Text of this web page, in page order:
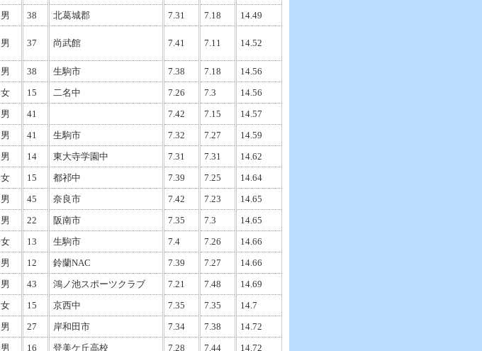
男 38 北葛城郡 7.31 7.18 14.49
男 37 尚武館 7.41 7.11 14.52
男 38 生駒市 7.38 7.18
14.56
女 15 二名中 7.26 7.3
14.56
男 41 7.42 7.15
14.57
男 41 生駒市 7.32 7.27
14.59
男 14 東大寺学園中 7.31 7.31
14.62
女 15 都祁中 7.39 7.25
14.64
男 45 奈良市 7.42 7.23
14.65
男 22 阪南市 7.35 7.3
14.65
女 13 生駒市 7.4 7.26
14.66
男 12 鈴蘭NAC 7.39 7.27
14.66
男 43 鴻ノ池スポーツクラブ 7.21 7.48
14.69
女 15 京西中 7.35 7.35
14.7
男 27 岸和田市 7.34 7.38
14.72
男 16 登美ケ丘高校 7.28 7.44 14.72